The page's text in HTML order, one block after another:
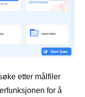
etter målfiler
for å